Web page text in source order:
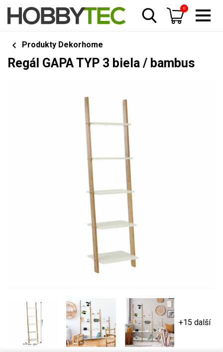
0
Produkty Dekorhome
Regál GAPA TYP 3 biela / bambus
+15 další